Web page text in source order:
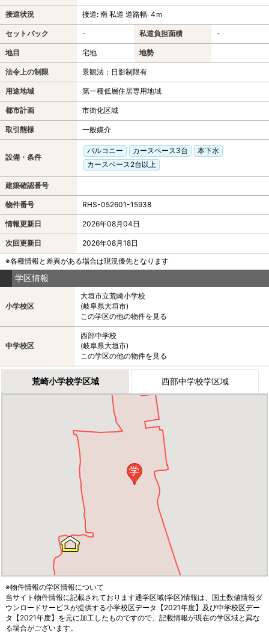
接道状況 接道: 南 私道 道路幅: 4ｍ
セットバック - 私道負担面積 -
地目 宅地 地勢
法令上の制限 景観法；日影制限有
用途地域 第一種低層住居専用地域
都市計画 市街化区域
取引態様 一般媒介
設備・条件
バルコニー カースペース3台
本下水
カースペース2台以上
建築確認番号
物件番号 RHS-052601-15938
情報更新日 2026年08月04日
次回更新日
2026年08月18日
※各種情報と差異がある場合は現況優先となります
学区情報
小学校区
大垣市立荒崎小学校
(岐阜県大垣市)
この学区の他の物件を見る
中学校区
西部中学校
(岐阜県大垣市)
この学区の他の物件を見る
荒崎小学校学区域 西部中学校学区域
学
※物件情報の学区情報について
当サイト物件情報に記載されております通学区域(学区)情報は、国土数値情報ダ
ウンロードサービスが提供する小学校区データ【2021年度】及び中学校区デー
タ【2021年度】を元に加工したものですので、記載情報が現在の学区域と異な
る場合がございます。